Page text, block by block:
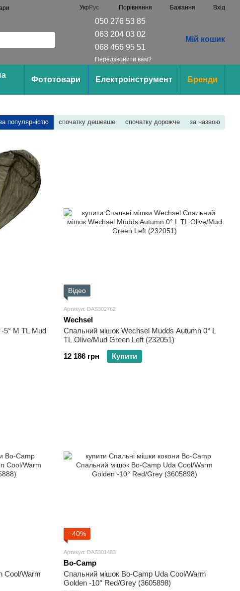
Укр Рус Порівняння Бажання Вхід
050 276 53 85
063 204 03 02
068 466 95 51
Передзвонити вам?
Мій кошик
Фототовари Електроінструмент Бренди
популярністю спочатку дешевше спочатку дорожче за назвою
5° M TL Mud
Відео
Артикул: DAS302762
Wechsel
Спальний мішок Wechsel Mudds Autumn 0° L
TL Olive/Mud Green Left (232051)
12 186 грн
Купити
Cool/Warm
−40%
Артикул: DAS301483
Bo-Camp
Спальний мішок Bo-Camp Uda Cool/Warm
Golden -10° Red/Grey (3605898)